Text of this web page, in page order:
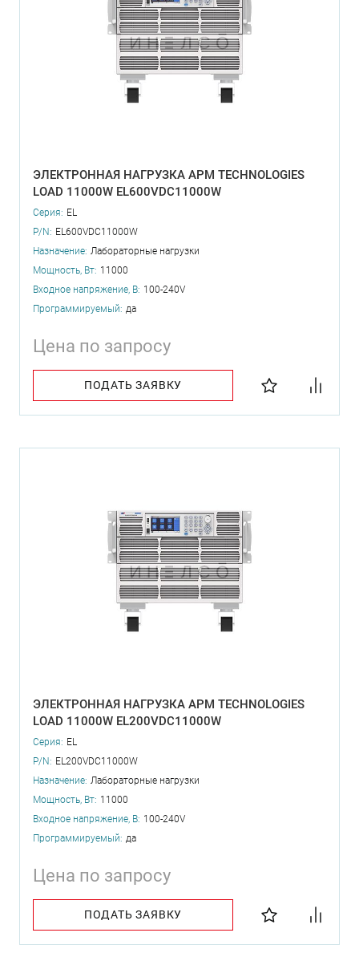
ЭЛЕКТРОННАЯ НАГРУЗКА APM TECHNOLOGIES
LOAD 11000W EL600VDC11000W
Серия: EL
P/N: EL600VDC11000W
Назначение: Лабораторные нагрузки
Мощность, Вт: 11000
Входное напряжение, В: 100-240V
Программируемый: да
Цена по запросу
ПОДАТЬ ЗАЯВКУ
ЭЛЕКТРОННАЯ НАГРУЗКА APM TECHNOLOGIES
LOAD 11000W EL200VDC11000W
Серия: EL
P/N: EL200VDC11000W
Назначение: Лабораторные нагрузки
Мощность, Вт: 11000
Входное напряжение, В: 100-240V
Программируемый: да
Цена по запросу
ПОДАТЬ ЗАЯВКУ